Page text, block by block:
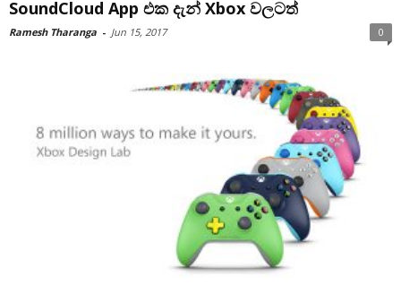
SoundCloud App එක දැන් Xbox වලටත්
Ramesh Tharanga - Jun 15, 2017 0